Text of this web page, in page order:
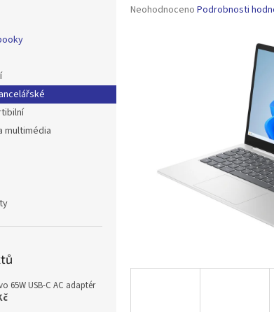
multimédia
65W USB-C AC adaptér
Průměrné
Neohodnoceno Podrobnosti